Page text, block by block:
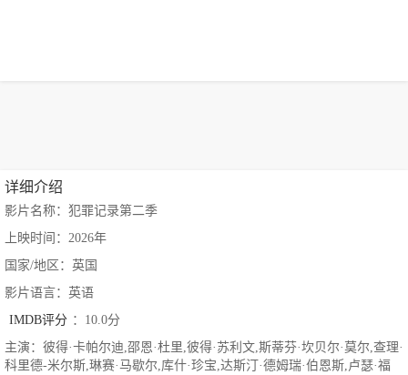
详细介绍
影片名称：犯罪记录第二季
上映时间：2026年
国家/地区：英国
影片语言：英语
IMDB评分 ：10.0分
主演：彼得·卡帕尔迪,邵恩·杜里,彼得·苏利文,斯蒂芬·坎贝尔·莫尔,查理·
科里德-米尔斯,琳赛·马歇尔,库什·珍宝,达斯汀·德姆瑞·伯恩斯,卢瑟·福